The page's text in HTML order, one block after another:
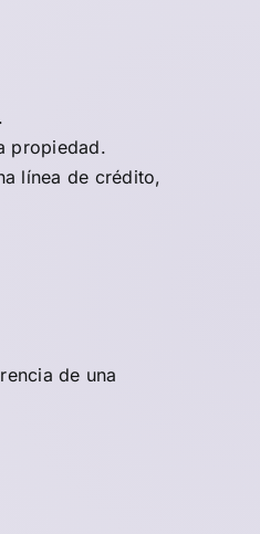
propiedad.
línea de crédito,
de una